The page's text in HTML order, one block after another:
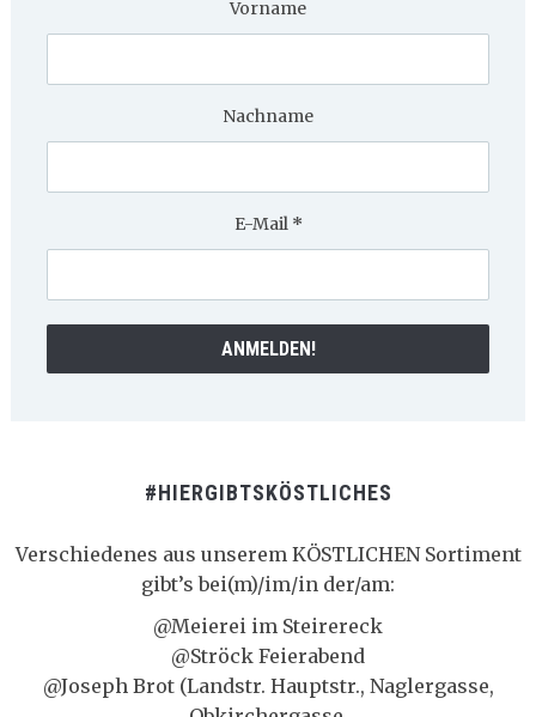
Vorname
Nachname
E-Mail *
#HIERGIBTSKÖSTLICHES
Verschiedenes aus unserem KÖSTLICHEN Sortiment
gibt’s bei(m)/im/in der/am:
@Meierei im Steirereck
@Ströck Feierabend
@Joseph Brot (Landstr. Hauptstr., Naglergasse,